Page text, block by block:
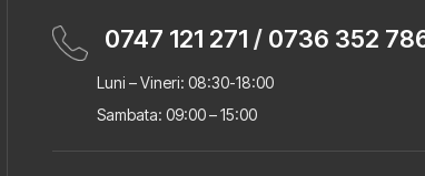
0747 121 271 / 0736 352
Luni – Vineri: 08:30-18:00
Sambata: 09:00 – 15:00